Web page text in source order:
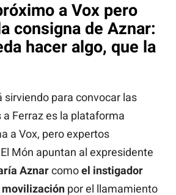
a Vox pero
consigna de Aznar:
hacer algo, que la
sirviendo para convocar las
Ferraz es la plataforma
a Vox, pero expertos
Món apuntan al expresidente
Aznarcomoel instigador
por el llamamiento